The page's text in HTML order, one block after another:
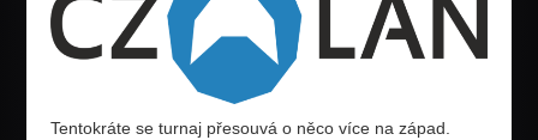
Tentokráte se turnaj přesouvá o něco více na západ.